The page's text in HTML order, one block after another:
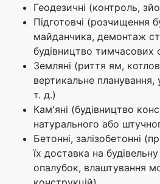
Геодезичні (контроль,
Підготовчі (розчищення
майданчика, демонтаж
будівництво тимчасових
Земляні (риття ям,
вертикальне планування,
т. д.)
Кам'яні (будівництво
натурального або
Бетонні, залізобетонні
їх доставка на
опалубок, влаштування